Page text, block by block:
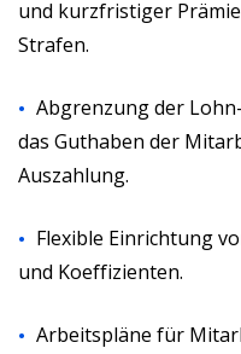
und kurzfristiger
Strafen.
Abgrenzung der
das Guthaben der
Auszahlung.
Flexible Einrichtung
und Koeffizienten.
Arbeitspläne für